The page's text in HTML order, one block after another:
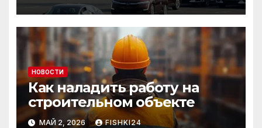
НОВОСТИ
Как наладить работу на
строительном объекте
МАЙ 2, 2026 FISHKI24